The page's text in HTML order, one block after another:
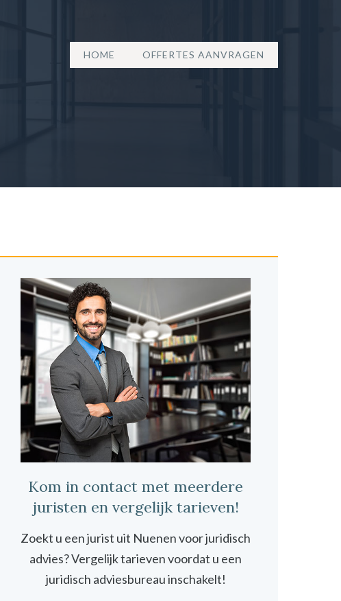
HOME OFFERTES AANVRAGEN
Kom in contact met meerdere
juristen en vergelijk tarieven!
Zoekt u een jurist uit Nuenen voor juridisch
advies? Vergelijk tarieven voordat u een
juridisch adviesbureau inschakelt!